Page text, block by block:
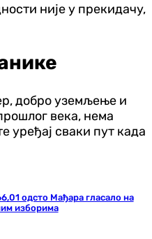
није у прекидачу,
добро уземљење и
века, нема
уређај сваки пут када
одсто Мађара гласало на
изборима